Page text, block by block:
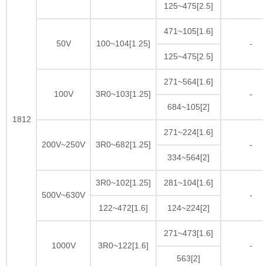
1812
125~475[2.5]
50V 100~104[1.25]
471~105[1.6]
-
125~475[2.5]
100V 3R0~103[1.25]
271~564[1.6]
-
684~105[2]
200V~250V 3R0~682[1.25]
271~224[1.6]
-
334~564[2]
500V~630V
3R0~102[1.25]
281~104[1.6]
-
122~472[1.6]
124~224[2]
1000V 3R0~122[1.6]
271~473[1.6]
-
563[2]